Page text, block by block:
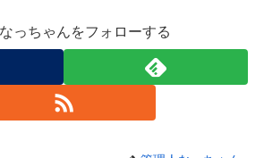
っちゃんをフォローする